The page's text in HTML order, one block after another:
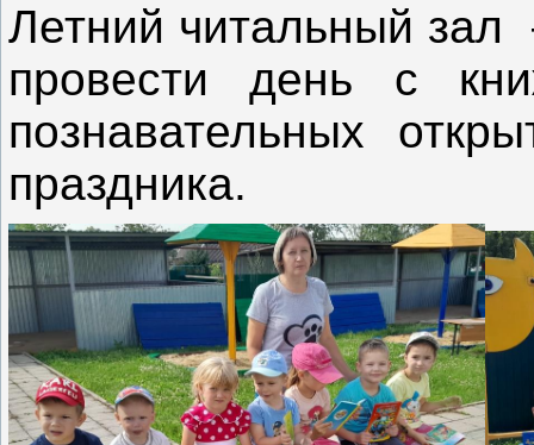
Летний читальный зал
провести день с
познавательных
праздника.